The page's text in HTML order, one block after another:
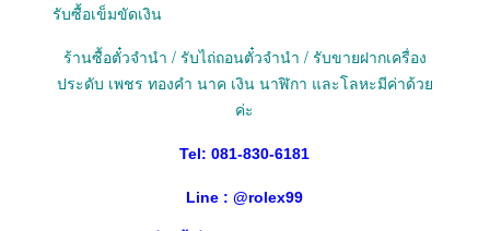
รับซื้อเข็มขัดเงิน
ร้านซื้อตั๋วจำนำ / รับไถ่ถอนตั๋วจำนำ / รับขายฝากเครื่อง
ประดับ เพชร ทองคำ นาค เงิน นาฬิกา และโลหะมีค่าด้วย
ค่ะ
Tel: 081-830-6181
Line : @rolex99